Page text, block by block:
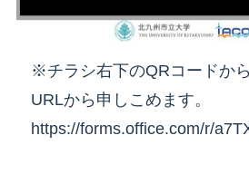
※チラシ右下のQRコードか
URLから申しこめます。
https://forms.office.com/r/